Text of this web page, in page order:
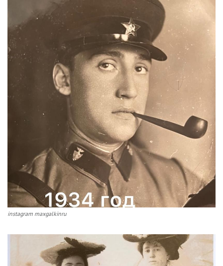
instagram maxgalkinru